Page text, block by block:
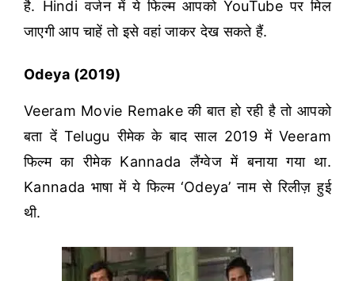
है. Hindi वर्जन में ये फिल्म आपको YouTube पर मिल
जाएगी आप चाहें तो इसे वहां जाकर देख सकते हैं.
Odeya (2019)
Veeram Movie Remake की बात हो रही है तो आपको
बता दें Telugu रीमेक के बाद साल 2019 में Veeram
फिल्म का रीमेक Kannada लैंग्वेज में बनाया गया था.
Kannada भाषा में ये फिल्म ‘Odeya’ नाम से रिलीज़ हुई
थी.